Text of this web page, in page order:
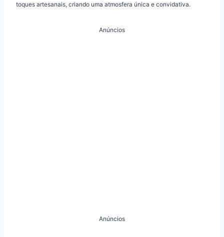
toques artesanais, criando uma atmosfera única e convidativa.
Anúncios
Anúncios